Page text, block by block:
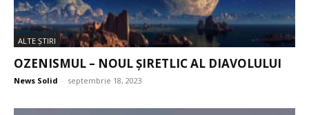
ALTE ŞTIRI
OZENISMUL – NOUL ȘIRETLIC AL DIAVOLULUI
News Solid - septembrie 18, 2023